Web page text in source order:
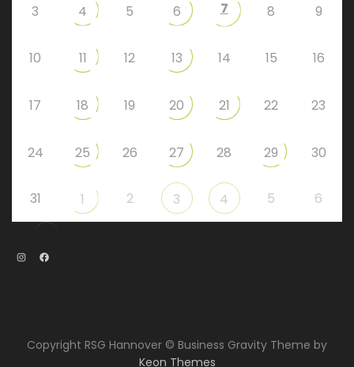
3 4 5 6 7 8 9
10 11 12 13 14 15 16
17 18 19 20 21 22 23
24 25 26 27 28 29 30
31 1 2 3 4 5 6
Copyright RSG Hannover © Business Gravity Theme by
Keon Themes